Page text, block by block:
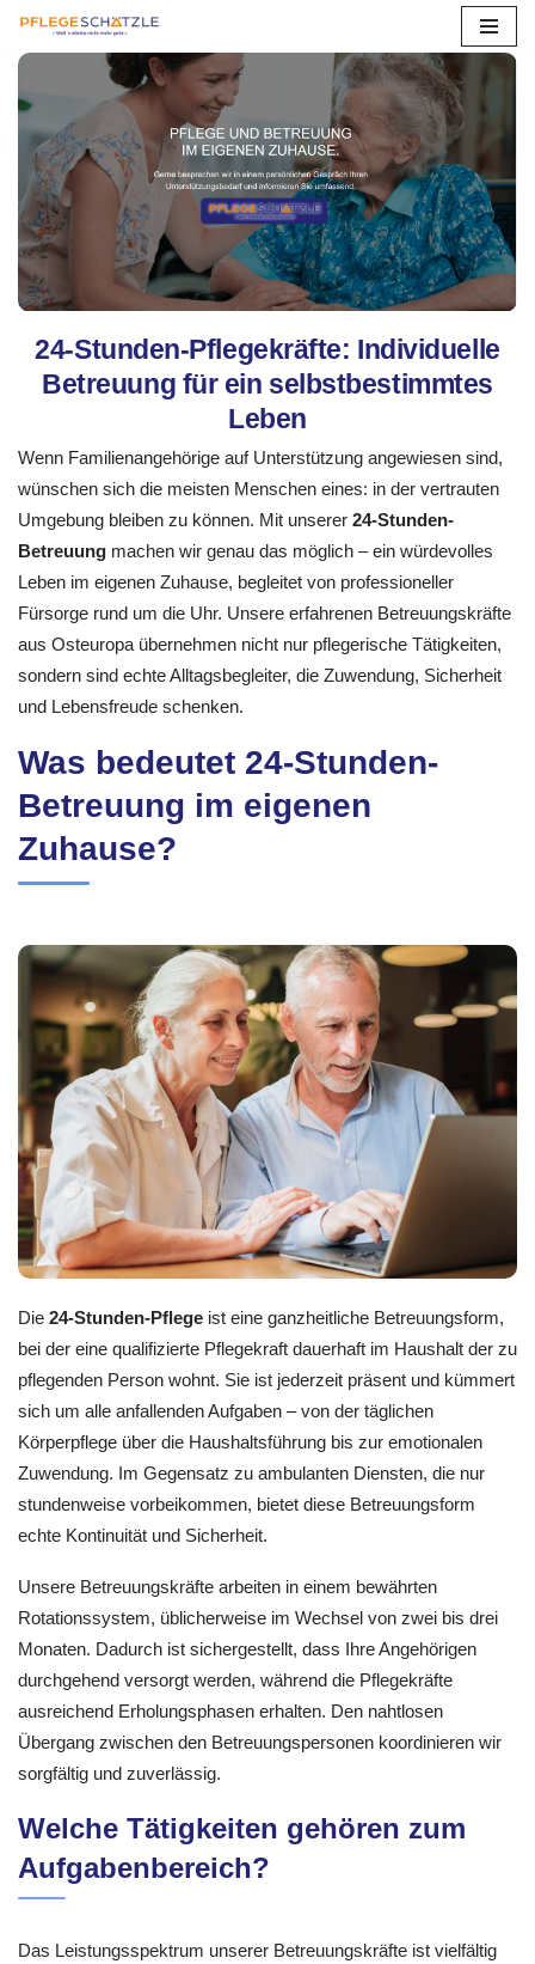
Zum
Inhalt
springen
24-Stunden-Pflegekräfte: Individuelle
Betreuung für ein selbstbestimmtes
Leben
Wenn Familienangehörige auf Unterstützung angewiesen sind,
wünschen sich die meisten Menschen eines: in der vertrauten
Umgebung bleiben zu können. Mit unserer 24-Stunden-
Betreuung machen wir genau das möglich – ein würdevolles
Leben im eigenen Zuhause, begleitet von professioneller
Fürsorge rund um die Uhr. Unsere erfahrenen Betreuungskräfte
aus Osteuropa übernehmen nicht nur pflegerische Tätigkeiten,
sondern sind echte Alltagsbegleiter, die Zuwendung, Sicherheit
und Lebensfreude schenken.
Was bedeutet 24-Stunden-
Betreuung im eigenen
Zuhause?
Die 24-Stunden-Pflege ist eine ganzheitliche Betreuungsform,
bei der eine qualifizierte Pflegekraft dauerhaft im Haushalt der zu
pflegenden Person wohnt. Sie ist jederzeit präsent und kümmert
sich um alle anfallenden Aufgaben – von der täglichen
Körperpflege über die Haushaltsführung bis zur emotionalen
Zuwendung. Im Gegensatz zu ambulanten Diensten, die nur
stundenweise vorbeikommen, bietet diese Betreuungsform
echte Kontinuität und Sicherheit.
Unsere Betreuungskräfte arbeiten in einem bewährten
Rotationssystem, üblicherweise im Wechsel von zwei bis drei
Monaten. Dadurch ist sichergestellt, dass Ihre Angehörigen
durchgehend versorgt werden, während die Pflegekräfte
ausreichend Erholungsphasen erhalten. Den nahtlosen
Übergang zwischen den Betreuungspersonen koordinieren wir
sorgfältig und zuverlässig.
Welche Tätigkeiten gehören zum
Aufgabenbereich?
Das Leistungsspektrum unserer Betreuungskräfte ist vielfältig